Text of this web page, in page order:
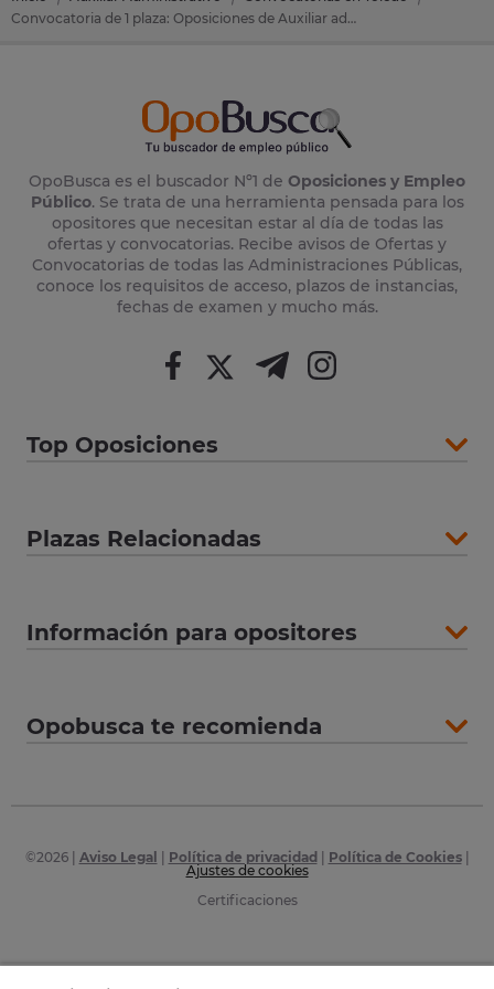
Convocatoria de 1 plaza: Oposiciones de Auxiliar administrativo en Ventas Con Peña Aguilera (Toledo)
OpoBusca es el buscador Nº1 de Oposiciones y Empleo
Público. Se trata de una herramienta pensada para los
opositores que necesitan estar al día de todas las
ofertas y convocatorias. Recibe avisos de Ofertas y
Convocatorias de todas las Administraciones Públicas,
conoce los requisitos de acceso, plazos de instancias,
fechas de examen y mucho más.
Top Oposiciones
Plazas Relacionadas
Información para opositores
Opobusca te recomienda
©2026| Aviso Legal Política de privacidad Política de Cookies|
Ajustes de cookies
Certificaciones